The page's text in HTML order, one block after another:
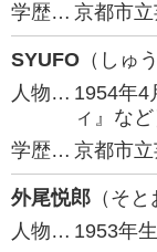
学歴… 京都市
SYUFO （しゅ
人物… 1954年4
ィ』など
学歴… 京都市
外尾悦郎 （そ
人物… 1953年